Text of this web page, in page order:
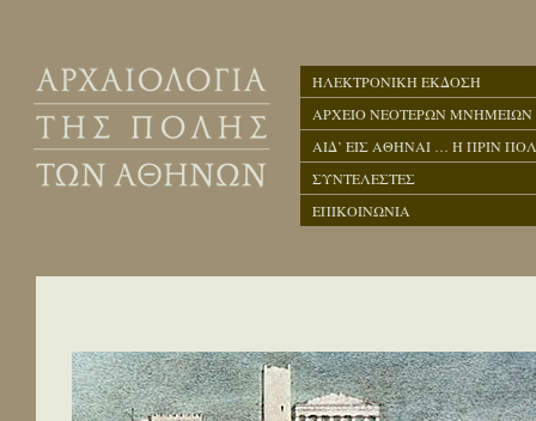
ΗΛΕΚΤΡΟΝΙΚΗ ΕΚΔΟΣΗ
ΑΡΧΕΙΟ ΝΕΟΤΕΡΩΝ ΜΝΗΜΕΙΩΝ
ΑΙΔ’ ΕΙΣ ΑΘΗΝΑΙ … Η ΠΡΙΝ
ΣΥΝΤΕΛΕΣΤΕΣ
ΕΠΙΚΟΙΝΩΝΙΑ